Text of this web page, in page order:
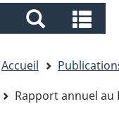
Search
and
menus
and
êtes
ici
Accueil
Rapport annuel au